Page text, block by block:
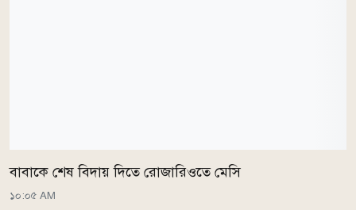
বাবাকে শেষ বিদায় দিতে রোজারিওতে মেসি
১০:০৫ AM